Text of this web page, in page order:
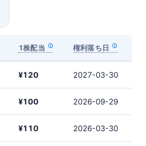
1株配当 権利落ち日
¥120 2027-03-30
¥100 2026-09-29
¥110 2026-03-30